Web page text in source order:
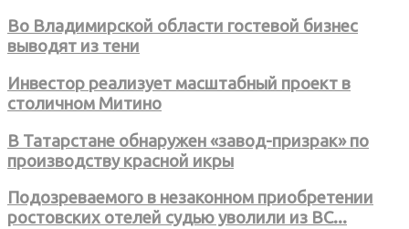
Во Владимирской области гостевой бизнес
выводят из тени
Инвестор реализует масштабный проект в
столичном Митино
В Татарстане обнаружен «завод-призрак» по
производству красной икры
Подозреваемого в незаконном приобретении
ростовских отелей судью уволили из ВС...